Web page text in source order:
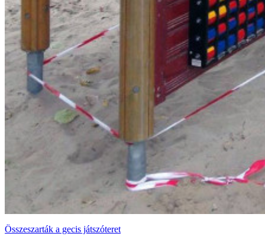
Összeszarták a gecis játszóteret